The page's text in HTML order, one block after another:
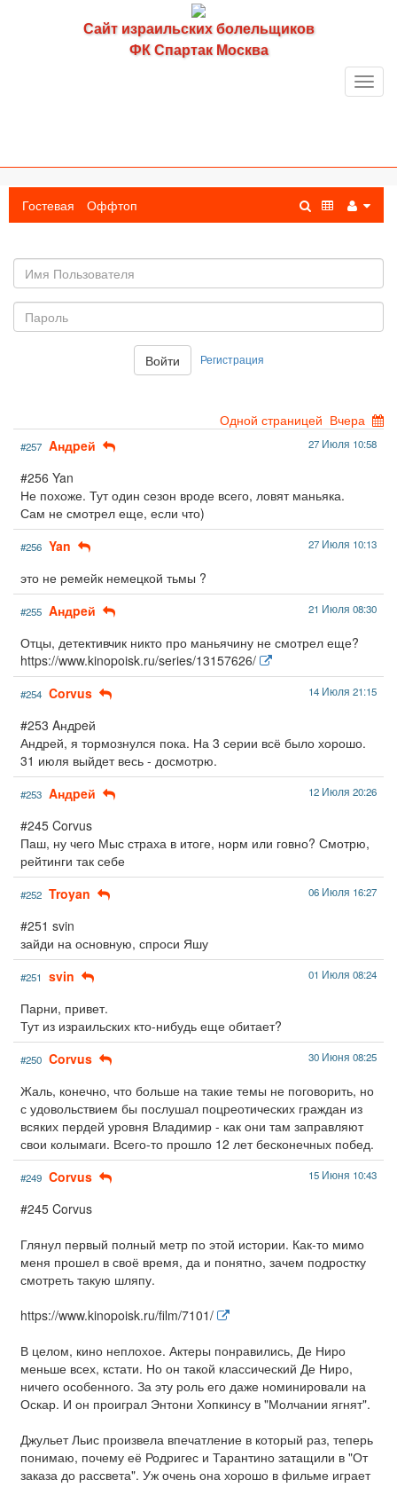
Сайт израильских болельщиков
ФК Спартак Москва
Гостевая Оффтоп
пользователя
Войти Регистрация
Одной страницей Вчера
#257 Aндpeй 27 Июля 10:58
#256 Yan
Не похоже. Тут один сезон вроде всего, ловят маньяка.
Сам не смотрел еще, если что)
#256 Yan 27 Июля 10:13
это не ремейк немецкой тьмы ?
#255 Aндpeй 21 Июля 08:30
Отцы, детективчик никто про маньячину не смотрел еще?
https://www.kinopoisk.ru/series/13157626/
#254 Corvus 14 Июля 21:15
#253 Aндpeй
Андрей, я тормознулся пока. На 3 серии всё было хорошо.
31 июля выйдет весь - досмотрю.
#253 Aндpeй 12 Июля 20:26
#245 Corvus
Паш, ну чего Мыс страха в итоге, норм или говно? Смотрю,
рейтинги так себе
#252 Troyan 06 Июля 16:27
#251 svin
зайди на основную, спроси Яшу
#251 svin 01 Июля 08:24
Парни, привет.
Тут из израильских кто-нибудь еще обитает?
#250 Corvus 30 Июня 08:25
Жаль, конечно, что больше на такие темы не поговорить, но
с удовольствием бы послушал поцреотических граждан из
всяких пердей уровня Владимир - как они там заправляют
свои колымаги. Всего-то прошло 12 лет бесконечных побед.
#249 Corvus 15 Июня 10:43
#245 Corvus
Глянул первый полный метр по этой истории. Как-то мимо
меня прошел в своё время, да и понятно, зачем подростку
смотреть такую шляпу.
https://www.kinopoisk.ru/film/7101/
В целом, кино неплохое. Актеры понравились, Де Ниро
меньше всех, кстати. Но он такой классический Де Ниро,
ничего особенного. За эту роль его даже номинировали на
Оскар. И он проиграл Энтони Хопкинсу в "Молчании ягнят".
Джульет Льис произвела впечатление в который раз, теперь
понимаю, почему её Родригес и Тарантино затащили в "От
заказа до рассвета". Уж очень она хорошо в фильме играет